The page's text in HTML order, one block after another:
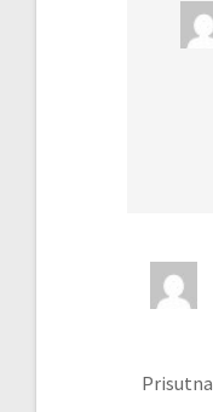
Prisutna